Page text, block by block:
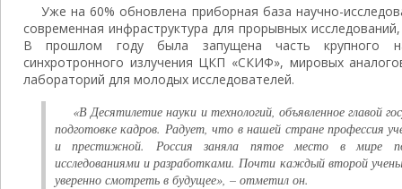
Уже на 60% обновлена приборная база научно-
современная инфраструктура для прорывных
В прошлом году была запущена часть крупного
синхротронного излучения ЦКП «СКИФ», мировых
лабораторий для молодых исследователей.
«В Десятилетие науки и технологий, объявленное главой
подготовке кадров. Радует, что в нашей стране профессия
и престижной. Россия заняла пятое место в мире
исследованиями и разработками. Почти каждый второй
уверенно смотреть в будущее», – отметил он.